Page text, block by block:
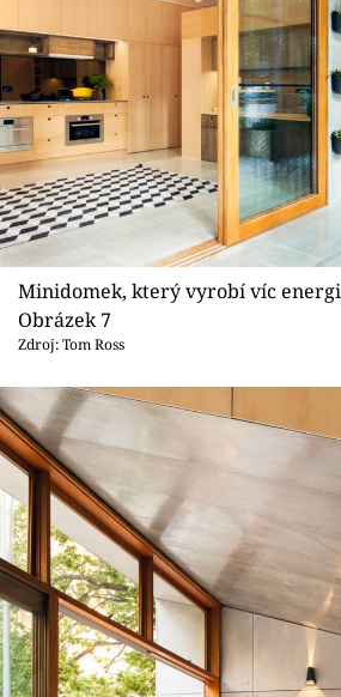
Minidomek, který vyrobí víc
Obrázek 7
Zdroj: Tom Ross